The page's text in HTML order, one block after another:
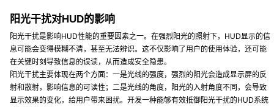
阳光干扰对HUD的影响
阳光干扰是影响HUD性能的重要因素之一。在强烈阳光的照射下，HUD显示的信
息可能会变得模糊不清，甚至无法辨识。这不仅影响了用户的使用体验，还可能
在关键时刻导致信息的误读，从而造成安全隐患。
阳光干扰主要体现在两个方面：一是光线的强度，强烈的阳光会造成显示屏的反
射和散射，影响信息的可读性；二是光线的角度，阳光的入射角度不同，会导致
显示效果的变化，给用户带来困扰。开发一种能够有效抵御阳光干扰的HUD系统